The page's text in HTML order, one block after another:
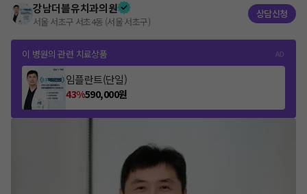
강남더블유치과의원
서울 서초구 서초4동 (서울 서초구)
상담신청
이 병원의 관련 치료상품
임플란트(단일)
43%590,000원